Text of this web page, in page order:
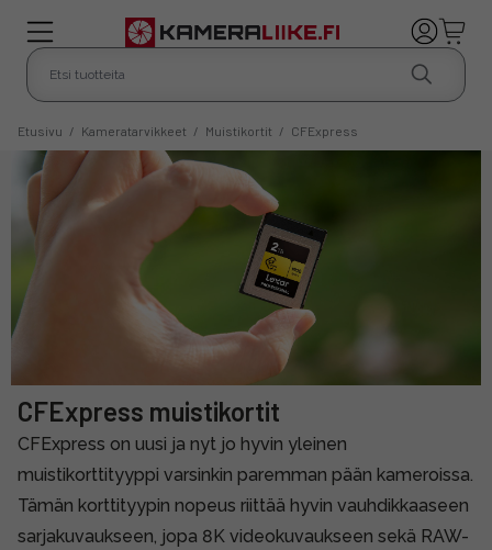
Etusivu / Kameratarvikkeet / Muistikortit / CFExpress
CFExpress muistikortit
CFExpress on uusi ja nyt jo hyvin yleinen
muistikorttityyppi varsinkin paremman pään kameroissa.
Tämän korttityypin nopeus riittää hyvin vauhdikkaaseen
sarjakuvaukseen, jopa 8K videokuvaukseen sekä RAW-